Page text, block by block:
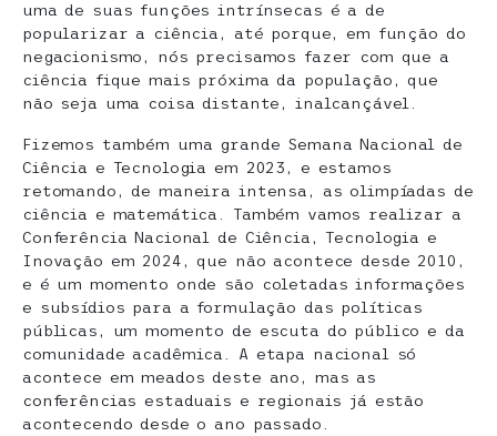
uma de suas funções intrínsecas é a de
popularizar a ciência, até porque, em função do
negacionismo, nós precisamos fazer com que a
ciência fique mais próxima da população, que
não seja uma coisa distante, inalcançável.
Fizemos também uma grande Semana Nacional de
Ciência e Tecnologia em 2023, e estamos
retomando, de maneira intensa, as olimpíadas de
ciência e matemática. Também vamos realizar a
Conferência Nacional de Ciência, Tecnologia e
Inovação em 2024, que não acontece desde 2010,
e é um momento onde são coletadas informações
e subsídios para a formulação das políticas
públicas, um momento de escuta do público e da
comunidade acadêmica. A etapa nacional só
acontece em meados deste ano, mas as
conferências estaduais e regionais já estão
acontecendo desde o ano passado.